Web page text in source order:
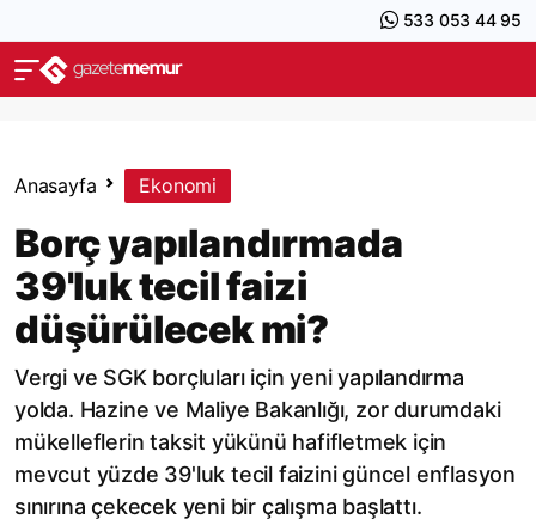
533 053 44 95
Anasayfa Ekonomi
Borç yapılandırmada
39'luk tecil faizi
düşürülecek mi?
Vergi ve SGK borçluları için yeni yapılandırma
yolda. Hazine ve Maliye Bakanlığı, zor durumdaki
mükelleflerin taksit yükünü hafifletmek için
mevcut yüzde 39'luk tecil faizini güncel enflasyon
sınırına çekecek yeni bir çalışma başlattı.